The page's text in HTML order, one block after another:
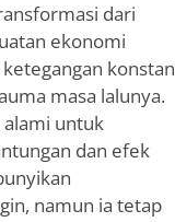
dari
ekonomi
konstan
masa lalunya.
untuk
dan efek
namun ia tetap